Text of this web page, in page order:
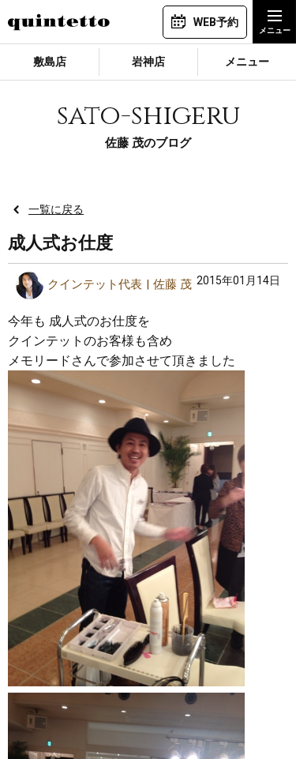
WEB予約
敷島店 岩神店 メニュー
sato-shigeru
佐藤 茂のブログ
一覧に戻る
成人式お仕度
クインテット代表 佐藤 茂 2015年01月14日
今年も 成人式のお仕度を
クインテットのお客様も含め
メモリードさんで参加させて頂きました